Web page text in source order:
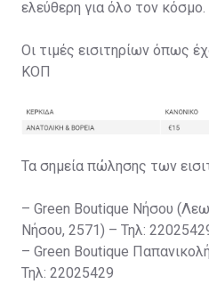
ελεύθερη για όλο τον κόσμο.
Οι τιμές εισιτηρίων όπως
ΚΟΠ
Τα σημεία πώλησης των
– Green Boutique Νήσου
Νήσου, 2571) – Τηλ:
– Green Boutique
Τηλ: 22025429